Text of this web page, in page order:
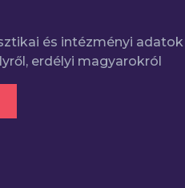
és intézményi
erdélyi magyarokról